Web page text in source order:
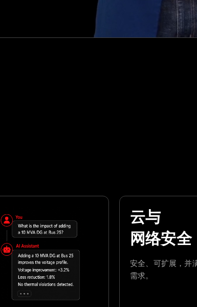
云与
网络安全
安全、可扩展，并
需求。